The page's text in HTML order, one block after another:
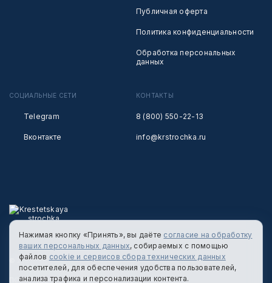
Публичная оферта
Политика конфиденциальности
Обработка персональных
данных
СОЦИАЛЬНЫЕ СЕТИ
Telegram
Вконтакте
КОНТАКТЫ
8 (800) 550-22-13
info@krstrochka.ru
© 2026 КРЕСТЕЦКАЯ СТРОЧКА
ПОЛИТИКА КОНФИДЕНЦИАЛЬНОСТИ
Нажимая кнопку «Принять», вы даёте согласие на обработку
ваших персональных данных, собираемых с помощью
файлов cookie и сервисов сбора технических данных
посетителей, для обеспечения удобства пользователей,
анализа трафика и персонализации контента.